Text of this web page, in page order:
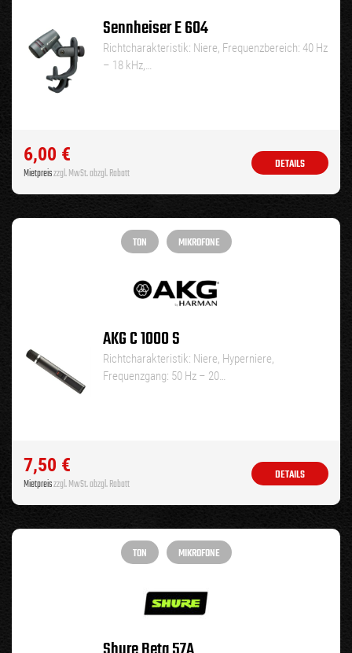
Sennheiser E 604
Richtcharakteristik: Niere, Frequenzbereich: 40 Hz
– 18 kHz,…
6,00 €
Mietpreiszzgl. MwSt. abzgl. Rabatt
DETAILS
TON MIKROFONE
AKG C 1000 S
Richtcharakteristik: Niere, Hyperniere,
Frequenzgang: 50 Hz – 20…
7,50 €
Mietpreiszzgl. MwSt. abzgl. Rabatt
DETAILS
TON MIKROFONE